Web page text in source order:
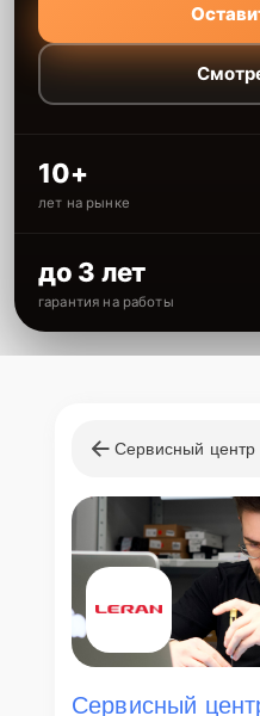
10+
лет на рынке
до 3 лет
гарантия на работы
Сервисный центр
Сервисный